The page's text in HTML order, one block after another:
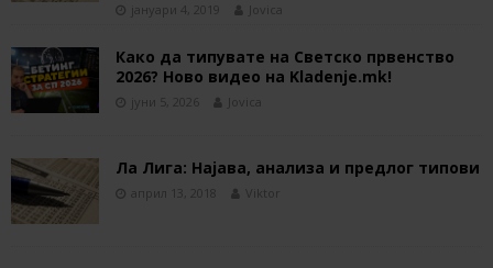
јануари 4, 2019 Jovica
Како да типувате на Светско првенство
2026? Ново видео на Kladenje.mk!
јуни 5, 2026 Jovica
Ла Лига: Најава, анализа и предлог типови
април 13, 2018 Viktor